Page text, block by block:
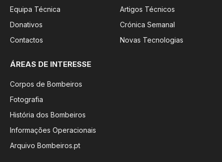
Equipa Técnica
Donativos
Contactos
Artigos Técnicos
Crónica Semanal
Novas Tecnologias
ÁREAS DE INTERESSE
Corpos de Bombeiros
Fotografia
História dos Bombeiros
Informações Operacionais
Arquivo Bombeiros.pt